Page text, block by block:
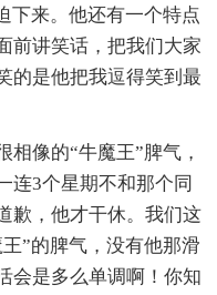
下来。他还有一个特点
前讲笑话，把我们大家
的是他把我逗得笑到最
像的“牛魔王”脾气，
连3个星期不和那个同
歉，他才干休。我们这
”的脾气，没有他那滑
会是多么单调啊！你知